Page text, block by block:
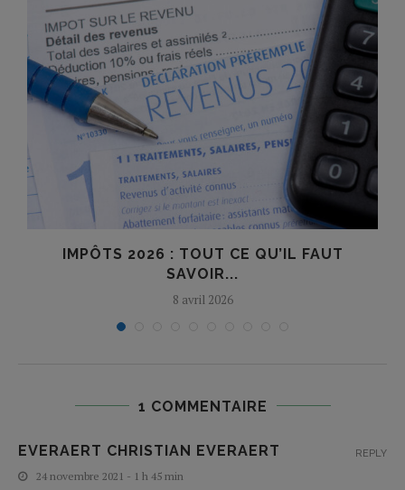
IMPÔTS 2026 : TOUT CE QU’IL FAUT
SAVOIR...
8 avril 2026
1 COMMENTAIRE
EVERAERT CHRISTIAN EVERAERT
24 novembre 2021 - 1 h 45 min
REPLY